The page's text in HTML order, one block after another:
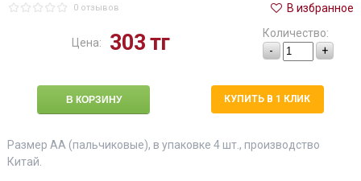
0 отзывов В избранное
Цена: 303тг
Количество:
-
+
КУПИТЬ В 1 КЛИК
Размер АА (пальчиковые), в упаковке 4 шт., производство
Китай.